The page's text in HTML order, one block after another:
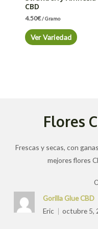
CBD
4.50€/ Gramo
Ver Variedad
Flores
Frescas y secas, con
mejores flores
Gorilla Glue CBD
Eric
octubre 5,